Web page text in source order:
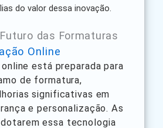
do valor dessa inovação.
das Formaturas
Online
está preparada para
de formatura,
significativas em
e personalização. As
essa tecnologia